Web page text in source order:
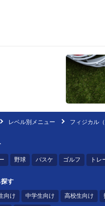
レベル別メニュー フィジカル
野球 バスケ ゴルフ トレ
す
向け 中学生向け 高校生向け